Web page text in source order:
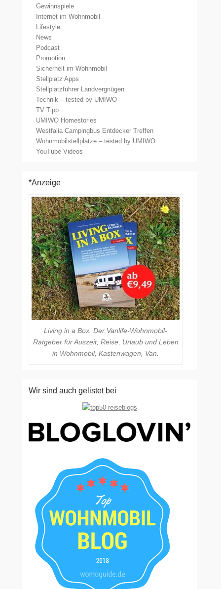
Gewinnspiele
Internet im Wohnmobil
Lifestyle
News
Podcast
Promotion
Sicherheit im Wohnmobil
Stellplatz Apps
Stellplatzführer Landvergnügen
Technik – tested by UMIWO
TV Tipp
UMIWO Homestories
Westfalia Campingbus Entdecker Treffen
Wohnmobilstellplätze – tested by UMIWO
YouTube Videos
*Anzeige
Living in a Box. Der Vanlife-Wohnmobil-
Ratgeber für Auszeit, Reise, Urlaub und Leben
in Wohnmobil, Kastenwagen, Van.
Wir sind auch gelistet bei